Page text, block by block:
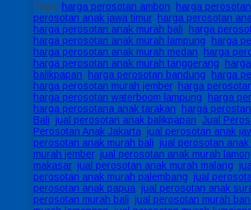
Tags: harga perosotan ambon, harga
perosotan anak jawa timur, harga perosotan
harga perosotan anak murah bali, harga
harga perosotan anak murah lampung, harga
harga perosotan anak murah medan, harga
harga perosotan anak murah tanggerang,
balikpapan, harga perosotan bandung, harga
harga perosotan murah jember, harga
harga perosotan waterboom lampung, harga
harga perosotana anak tarakan, harga
Bali, jual perosotan anak balikpapan, Jual
Perosotan Anak Jakarta, jual perosotan anak
perosotan anak murah bali, jual perosotan
murah jember, jual perosotan anak murah
makasar, jual perosotan anak murah malang,
perosotan anak murah palembang, jual
perosotan anak papua, jual perosotan anak
perosotan murah bali, jual perosotan murah